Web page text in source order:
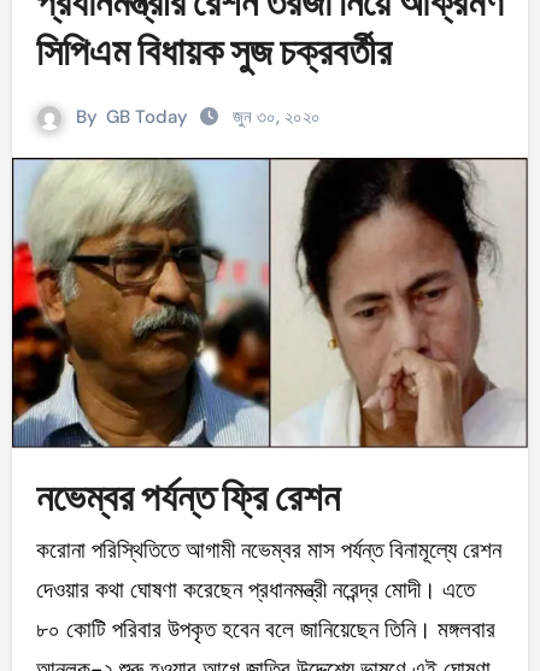
সিপিএম বিধায়ক সুজ চক্রবর্তীর
By GB Today জুন ৩০, ২০২০
নভেম্বর পর্যন্ত ফ্রি রেশন
করোনা পরিস্থিতিতে আগামী নভেম্বর মাস পর্যন্ত বিনামূল্যে রেশন
দেওয়ার কথা ঘোষণা করেছেন প্রধানমন্ত্রী নরেন্দ্র মোদী। এতে
৮০ কোটি পরিবার উপকৃত হবেন বলে জানিয়েছেন তিনি। মঙ্গলবার